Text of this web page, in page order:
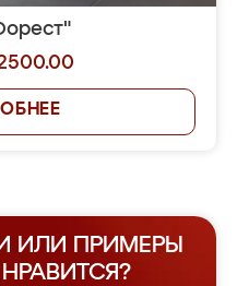
ИЛИ ПРИМЕРЫ
НРАВИТСЯ?